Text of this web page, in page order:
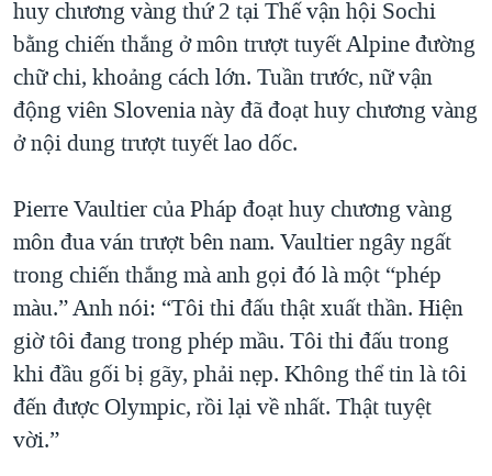
huy chương vàng thứ 2 tại Thế vận hội Sochi
bằng chiến thắng ở môn trượt tuyết Alpine đường
chữ chi, khoảng cách lớn. Tuần trước, nữ vận
động viên Slovenia này đã đoạt huy chương vàng
ở nội dung trượt tuyết lao dốc.
Pierre Vaultier của Pháp đoạt huy chương vàng
môn đua ván trượt bên nam. Vaultier ngây ngất
trong chiến thắng mà anh gọi đó là một “phép
màu.” Anh nói: “Tôi thi đấu thật xuất thần. Hiện
giờ tôi đang trong phép mầu. Tôi thi đấu trong
khi đầu gối bị gãy, phải nẹp. Không thể tin là tôi
đến được Olympic, rồi lại về nhất. Thật tuyệt
vời.”